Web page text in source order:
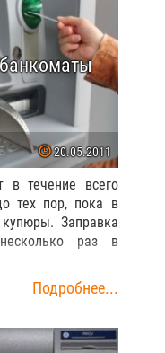
20.05.2011
в течение всего
тех пор, пока в
Заправка
раз в
Подробнее...